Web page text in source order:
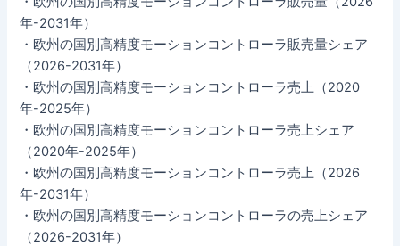
年-2031年）
・欧州の国別高精度モーションコントローラ販売量シェア
（2026-2031年）
・欧州の国別高精度モーションコントローラ売上（2020
年-2025年）
・欧州の国別高精度モーションコントローラ売上シェア
（2020年-2025年）
・欧州の国別高精度モーションコントローラ売上（2026
年-2031年）
・欧州の国別高精度モーションコントローラの売上シェア
（2026-2031年）